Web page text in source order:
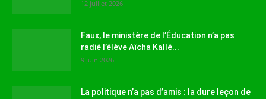
12 juillet 2026
Faux, le ministère de l’Éducation n’a pas
radié l’élève Aïcha Kallé...
9 juin 2026
La politique n’a pas d’amis : la dure leçon de